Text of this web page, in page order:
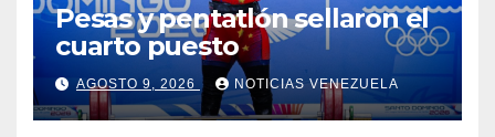
Pesas y pentatlón sellaron el
cuarto puesto
AGOSTO 9, 2026 NOTICIAS VENEZUELA